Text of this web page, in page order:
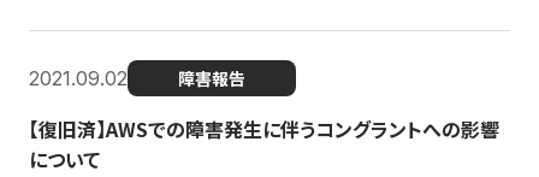
2021.09.02 障害報告
【復旧済】AWSでの障害発生に伴うコングラントへの影響
について